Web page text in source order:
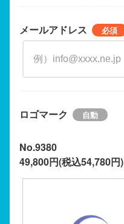
メールアドレス
ロゴマーク
No.9380
49,800円(税込54,780円)